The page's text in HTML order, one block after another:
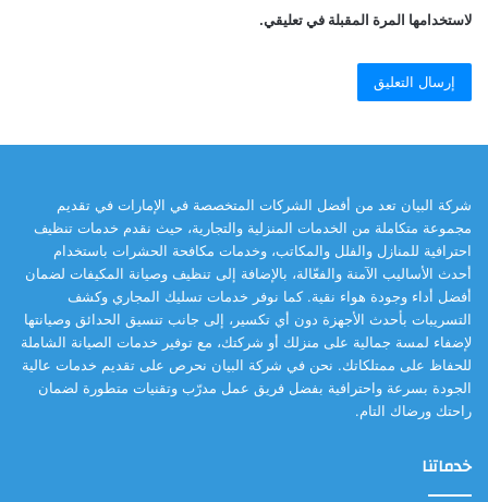
لاستخدامها المرة المقبلة في تعليقي.
شركة البيان تعد من أفضل الشركات المتخصصة في الإمارات في تقديم
مجموعة متكاملة من الخدمات المنزلية والتجارية، حيث نقدم خدمات تنظيف
احترافية للمنازل والفلل والمكاتب، وخدمات مكافحة الحشرات باستخدام
أحدث الأساليب الآمنة والفعّالة، بالإضافة إلى تنظيف وصيانة المكيفات لضمان
أفضل أداء وجودة هواء نقية. كما نوفر خدمات تسليك المجاري وكشف
التسريبات بأحدث الأجهزة دون أي تكسير، إلى جانب تنسيق الحدائق وصيانتها
لإضفاء لمسة جمالية على منزلك أو شركتك، مع توفير خدمات الصيانة الشاملة
للحفاظ على ممتلكاتك. نحن في شركة البيان نحرص على تقديم خدمات عالية
الجودة بسرعة واحترافية بفضل فريق عمل مدرّب وتقنيات متطورة لضمان
راحتك ورضاك التام.
خدماتنا